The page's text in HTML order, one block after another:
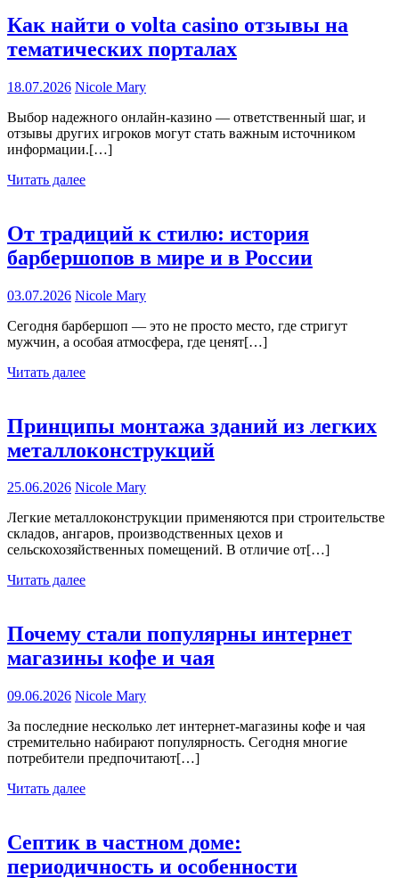
Как найти о volta casino отзывы на
тематических порталах
18.07.2026 Nicole Mary
Выбор надежного онлайн-казино — ответственный шаг, и
отзывы других игроков могут стать важным источником
информации.[…]
Читать далее
От традиций к стилю: история
барбершопов в мире и в России
03.07.2026 Nicole Mary
Сегодня барбершоп — это не просто место, где стригут
мужчин, а особая атмосфера, где ценят[…]
Читать далее
Принципы монтажа зданий из легких
металлоконструкций
25.06.2026 Nicole Mary
Легкие металлоконструкции применяются при строительстве
складов, ангаров, производственных цехов и
сельскохозяйственных помещений. В отличие от[…]
Читать далее
Почему стали популярны интернет
магазины кофе и чая
09.06.2026 Nicole Mary
За последние несколько лет интернет-магазины кофе и чая
стремительно набирают популярность. Сегодня многие
потребители предпочитают[…]
Читать далее
Септик в частном доме:
периодичность и особенности